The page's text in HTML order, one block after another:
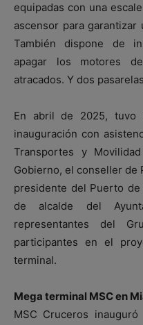
equipadas con una
ascensor para
También dispone de
apagar los motores
atracados. Y dos
En abril de 2025, tuvo
inauguración con
Transportes y
Gobierno, el conseller de
presidente del Puerto
de alcalde del
representantes del
participantes en el
terminal.
Mega terminal MSC en
MSC Cruceros